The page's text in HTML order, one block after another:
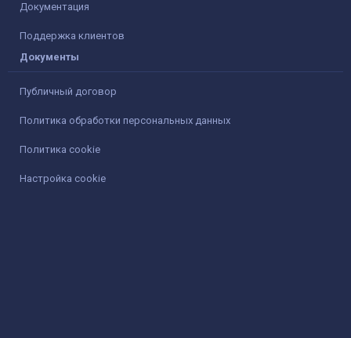
Документация
Поддержка клиентов
Документы
Публичный договор
Политика обработки персональных данных
Политика cookie
Настройка cookie